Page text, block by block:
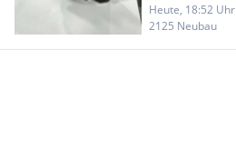
Heute, 18:52 Uhr
2125 Neubau